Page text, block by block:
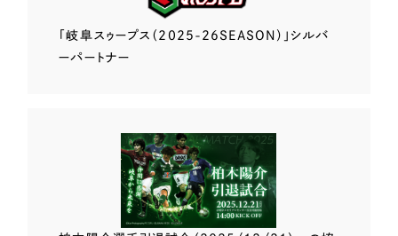
「岐阜スゥープス （2025-26SEASON）」 シルバ
ーパートナー